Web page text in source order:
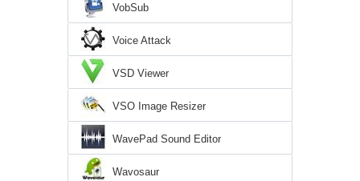
VobSub
Voice Attack
VSD Viewer
VSO Image Resizer
WavePad Sound Editor
Wavosaur